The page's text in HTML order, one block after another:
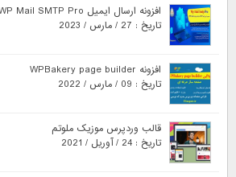
افزونه ارسال ایمیل WP Mail SMTP Pro
تاریخ : 27 / مارس / 2023
افزونه WPBakery page builder
تاریخ : 09 / مارس / 2022
قالب وردپرس موزیک ملوتم
تاریخ : 24 / آوریل / 2021